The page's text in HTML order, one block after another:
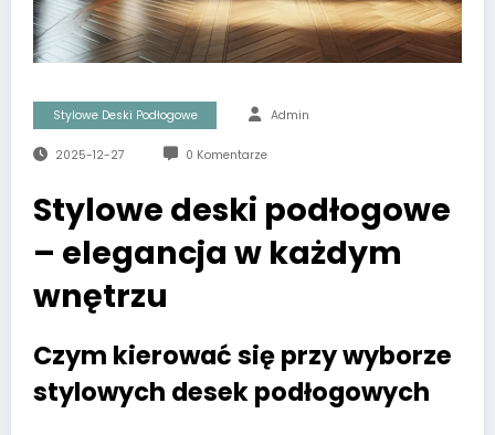
Stylowe Deski Podłogowe Admin
2025-12-27 0 Komentarze
Stylowe deski podłogowe
– elegancja w każdym
wnętrzu
Czym kierować się przy wyborze
stylowych desek podłogowych